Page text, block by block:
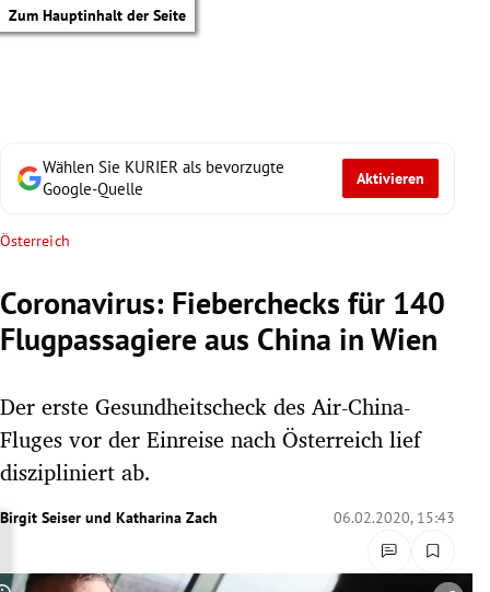
Zum Hauptinhalt der Seite
Untermenü
Untermenü
Wählen Sie KURIER als bevorzugte
Google-Quelle
Aktivieren
Österreich
Coronavirus: Fieberchecks für 140
Flugpassagiere aus China in Wien
Der erste Gesundheitscheck des Air-China-
Fluges vor der Einreise nach Österreich lief
diszipliniert ab.
Birgit Seiser und Katharina Zach 06.02.2020, 15:43